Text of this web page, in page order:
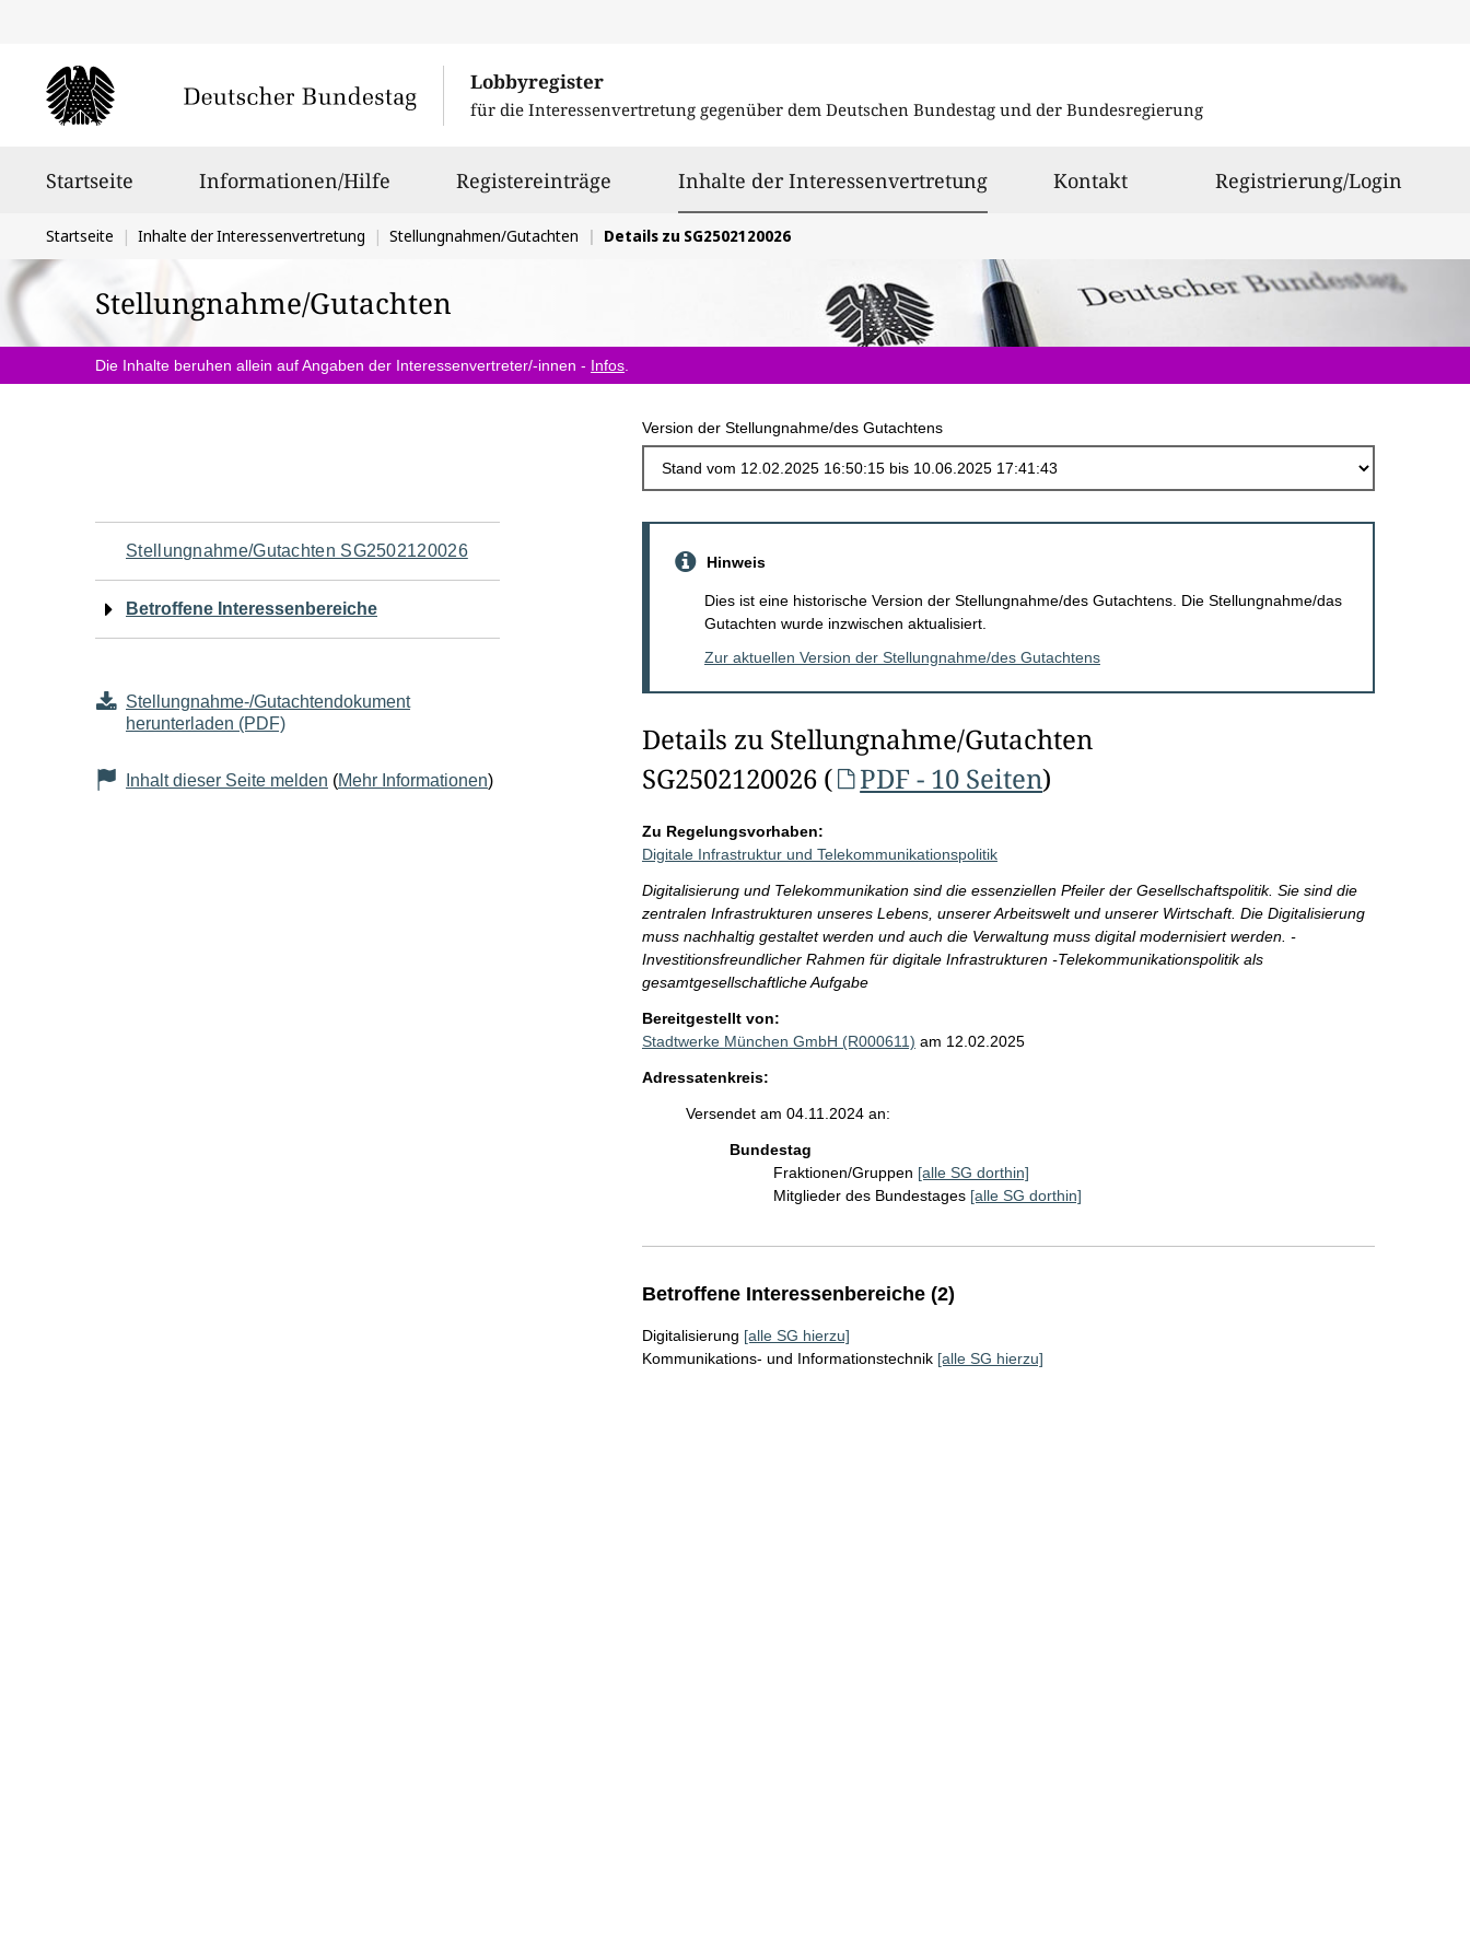
Lobbyregister
für die Interessenvertretung gegenüber dem Deutschen Bundestag und der Bundesregierung
Startseite Informationen/Hilfe Registereinträge Inhalte der Interessenvertretungausgewählt
Kontakt Registrierung/Login
Sie
befinden
sich
hier:
Startseite Inhalte der Interessenvertretung Stellungnahmen/Gutachten Details zu SG2502120026
Stellungnahme/Gutachten
Die Inhalte beruhen allein auf Angaben der Interessenvertreter/-innen - Infos
Version der Stellungnahme/des Gutachtens
Navigation
für
Seiteninhalt
Stellungnahme/Gutachten SG2502120026
Betroffene Interessenbereiche
Stellungnahme-/Gutachtendokument
herunterladen (PDF)
Inhalt dieser Seite melden (Mehr Informationen)
Hinweis
Dies ist eine historische Version der Stellungnahme/des Gutachtens. Die Stellungnahme/das
Gutachten wurde inzwischen aktualisiert.
Zur aktuellen Version der Stellungnahme/des Gutachtens
Details zu Stellungnahme/Gutachten
SG2502120026 (
PDF - 10 Seiten)
Zu Regelungsvorhaben:
Digitale Infrastruktur und Telekommunikationspolitik
Digitalisierung und Telekommunikation sind die essenziellen Pfeiler der Gesellschaftspolitik. Sie sind die
zentralen Infrastrukturen unseres Lebens, unserer Arbeitswelt und unserer Wirtschaft. Die Digitalisierung
muss nachhaltig gestaltet werden und auch die Verwaltung muss digital modernisiert werden. -
Investitionsfreundlicher Rahmen für digitale Infrastrukturen -Telekommunikationspolitik als
gesamtgesellschaftliche Aufgabe
Bereitgestellt von:
Stadtwerke München GmbH (R000611) am 12.02.2025
Adressatenkreis:
Versendet am 04.11.2024 an:
Bundestag
Fraktionen/Gruppen [alle SG dorthin]
Mitglieder des Bundestages [alle SG dorthin]
Betroffene Interessenbereiche (2)
Digitalisierung [alle SG hierzu]
Kommunikations- und Informationstechnik [alle SG hierzu]